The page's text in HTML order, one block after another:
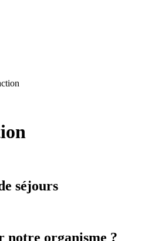
séjours
notre organisme ?